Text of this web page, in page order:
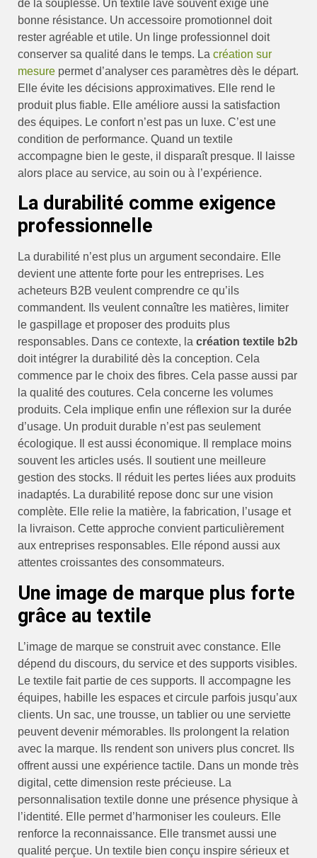
de la souplesse. Un textile lavé souvent exige une
bonne résistance. Un accessoire promotionnel doit
rester agréable et utile. Un linge professionnel doit
conserver sa qualité dans le temps. La création sur
mesure permet d’analyser ces paramètres dès le départ.
Elle évite les décisions approximatives. Elle rend le
produit plus fiable. Elle améliore aussi la satisfaction
des équipes. Le confort n’est pas un luxe. C’est une
condition de performance. Quand un textile
accompagne bien le geste, il disparaît presque. Il laisse
alors place au service, au soin ou à l’expérience.
La durabilité comme exigence
professionnelle
La durabilité n’est plus un argument secondaire. Elle
devient une attente forte pour les entreprises. Les
acheteurs B2B veulent comprendre ce qu’ils
commandent. Ils veulent connaître les matières, limiter
le gaspillage et proposer des produits plus
responsables. Dans ce contexte, la création textile b2b
doit intégrer la durabilité dès la conception. Cela
commence par le choix des fibres. Cela passe aussi par
la qualité des coutures. Cela concerne les volumes
produits. Cela implique enfin une réflexion sur la durée
d’usage. Un produit durable n’est pas seulement
écologique. Il est aussi économique. Il remplace moins
souvent les articles usés. Il soutient une meilleure
gestion des stocks. Il réduit les pertes liées aux produits
inadaptés. La durabilité repose donc sur une vision
complète. Elle relie la matière, la fabrication, l’usage et
la livraison. Cette approche convient particulièrement
aux entreprises responsables. Elle répond aussi aux
attentes croissantes des consommateurs.
Une image de marque plus forte
grâce au textile
L’image de marque se construit avec constance. Elle
dépend du discours, du service et des supports visibles.
Le textile fait partie de ces supports. Il accompagne les
équipes, habille les espaces et circule parfois jusqu’aux
clients. Un sac, une trousse, un tablier ou une serviette
peuvent devenir mémorables. Ils prolongent la relation
avec la marque. Ils rendent son univers plus concret. Ils
offrent aussi une expérience tactile. Dans un monde très
digital, cette dimension reste précieuse. La
personnalisation textile donne une présence physique à
l’identité. Elle permet d’harmoniser les couleurs. Elle
renforce la reconnaissance. Elle transmet aussi une
qualité perçue. Un textile bien conçu inspire sérieux et